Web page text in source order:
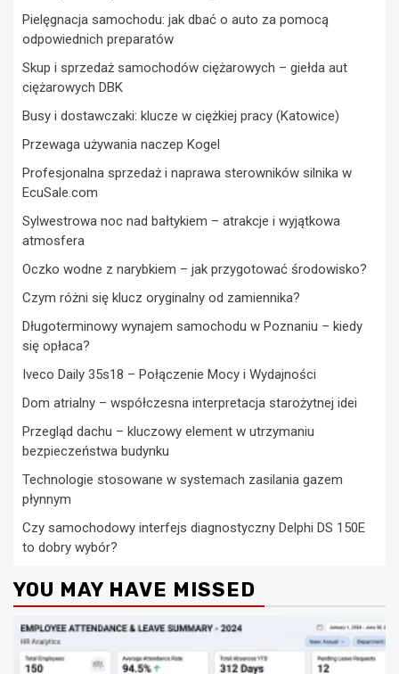
Pielęgnacja samochodu: jak dbać o auto za pomocą
odpowiednich preparatów
Skup i sprzedaż samochodów ciężarowych – giełda aut
ciężarowych DBK
Busy i dostawczaki: klucze w ciężkiej pracy (Katowice)
Przewaga używania naczep Kogel
Profesjonalna sprzedaż i naprawa sterowników silnika w
EcuSale.com
Sylwestrowa noc nad bałtykiem – atrakcje i wyjątkowa
atmosfera
Oczko wodne z narybkiem – jak przygotować środowisko?
Czym różni się klucz oryginalny od zamiennika?
Długoterminowy wynajem samochodu w Poznaniu – kiedy
się opłaca?
Iveco Daily 35s18 – Połączenie Mocy i Wydajności
Dom atrialny – współczesna interpretacja starożytnej idei
Przegląd dachu – kluczowy element w utrzymaniu
bezpieczeństwa budynku
Technologie stosowane w systemach zasilania gazem
płynnym
Czy samochodowy interfejs diagnostyczny Delphi DS 150E
to dobry wybór?
YOU MAY HAVE MISSED